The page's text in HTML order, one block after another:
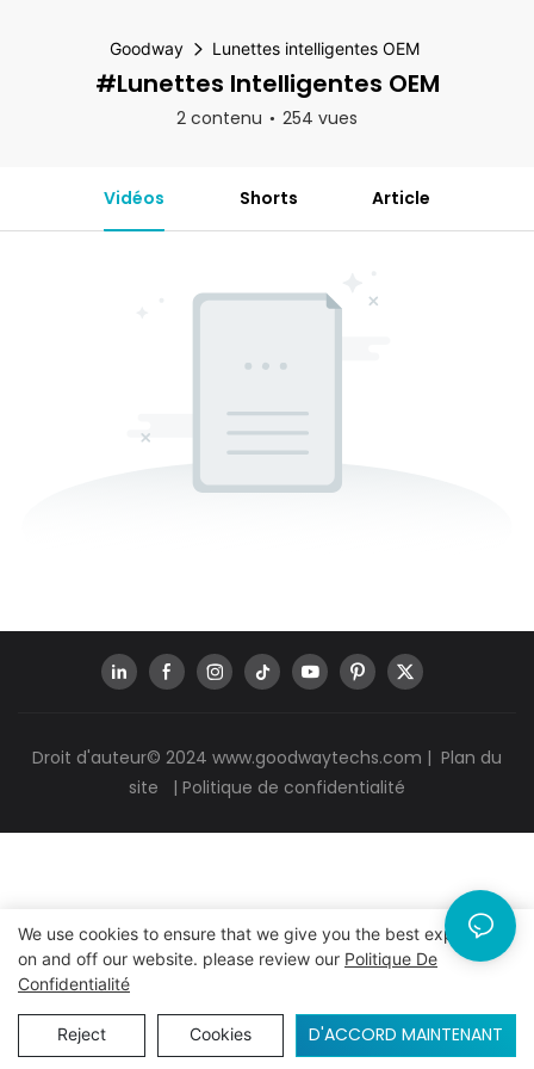
Goodway Lunettes intelligentes OEM
#Lunettes Intelligentes OEM
2 contenu 254 vues
Vidéos Shorts Article
Droit d'auteur© 2024 www.goodwaytechs.com | Plan du
site
| Politique de confidentialité
We use cookies to ensure that we give you the best experience
on and off our website. please review our Politique De
Confidentialité
Reject Cookies D'ACCORD MAINTENANT